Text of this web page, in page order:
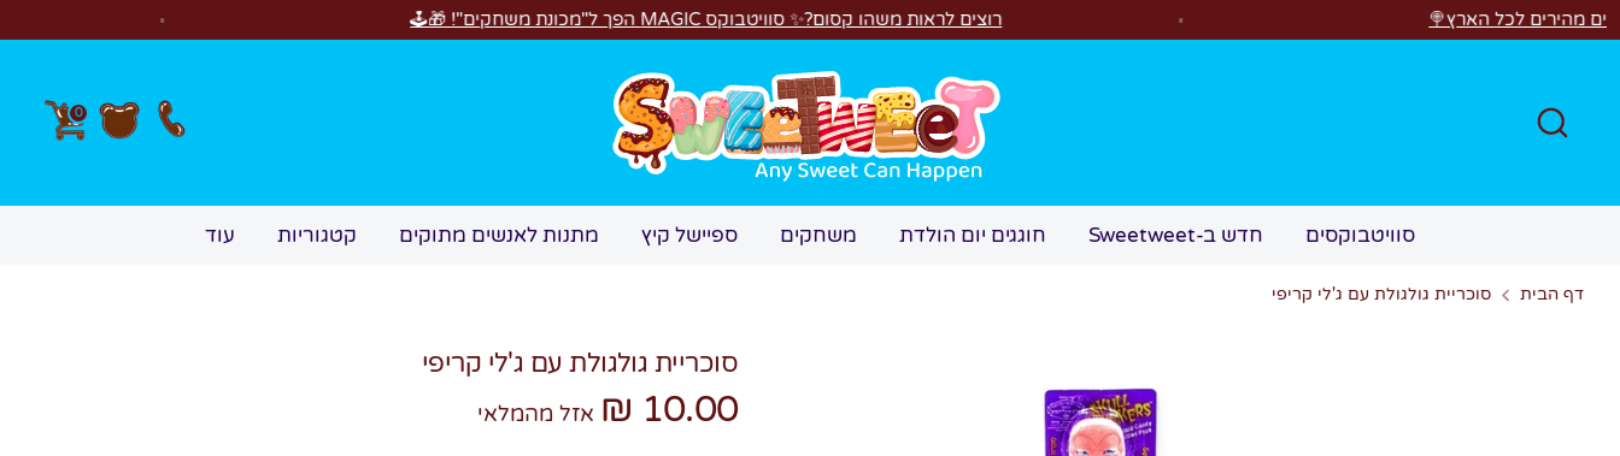
דלגהארץ🍭 רוצים לראות משהו קסום?✨ סוויטבוקס MAGIC הפך ל"מכונת משחקים"! 🎁🕹️
חיפוש 0
סוויטבוקסים חדש ב-Sweetweet חוגגים יום הולדת משחקים ספיישל קיץ מתנות לאנשים מתוקים קטגוריות עוד
דף הבית סוכריית גולגולת עם ג'לי קריפי
סוכריית גולגולת עם ג'לי קריפי
10.00 ₪ אזל מהמלאי